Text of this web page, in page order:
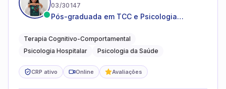
03/30147
Pós-graduada em TCC e Psicologia
Terapia Cognitivo-Comportamental
Psicologia Hospitalar
Psicologia da Saúde
CRP ativo Online Avaliações